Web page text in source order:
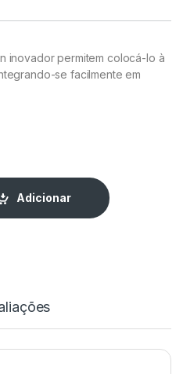
inovador permitem colocá-lo à
se facilmente em
quantity
Adicionar